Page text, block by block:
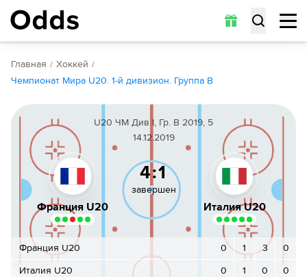
Обзор Коэффициенты Прогнозы
Главная
Хоккей
Чемпионат Мира U20. 1-й дивизион. Группа B
U20 ЧМ Див I, Гр. B 2019, 5
14.12.2019
Франция U20
4:1
завершен
Италия U20
Франция U20 0 1 3
0
Италия U20
0 1 0 0